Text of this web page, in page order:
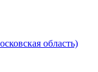
область)